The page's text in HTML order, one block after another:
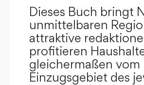
Dieses Buch bringt
unmittelbaren
attraktive
profitieren
gleichermaßen
Einzugsgebiet des